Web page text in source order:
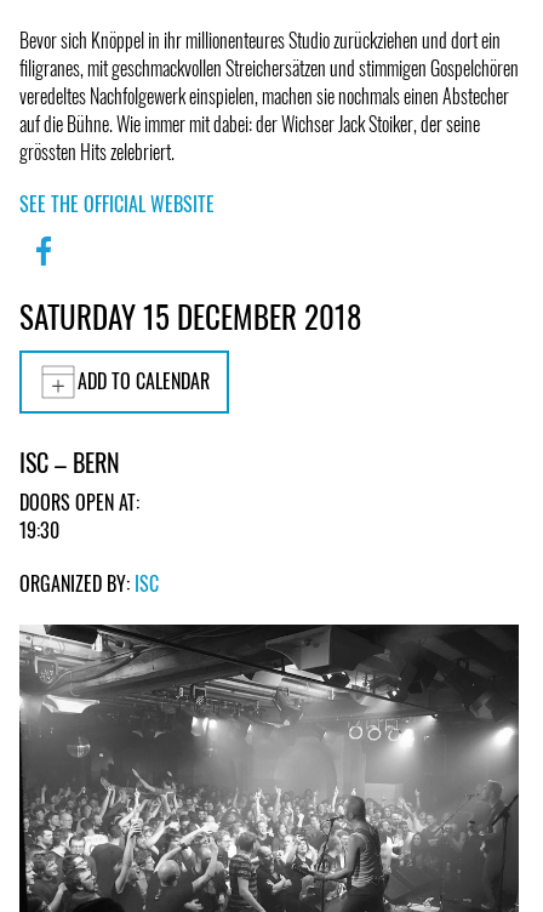
Bevor sich Knöppel in ihr millionenteures Studio zurückziehen und dort ein
filigranes, mit geschmackvollen Streichersätzen und stimmigen Gospelchören
veredeltes Nachfolgewerk einspielen, machen sie nochmals einen Abstecher
auf die Bühne. Wie immer mit dabei: der Wichser Jack Stoiker, der seine
grössten Hits zelebriert.
SEE THE OFFICIAL WEBSITE
SATURDAY 15 DECEMBER 2018
ADD TO CALENDAR
ISC – BERN
DOORS OPEN AT:
19:30
ORGANIZED BY: ISC